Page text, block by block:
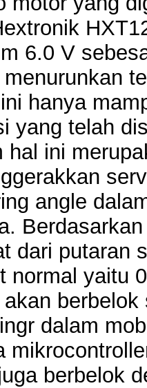
6.0 V
hanya
yang telah
hal ini
angle
dari putaran
normal yaitu
dalam
berbelok